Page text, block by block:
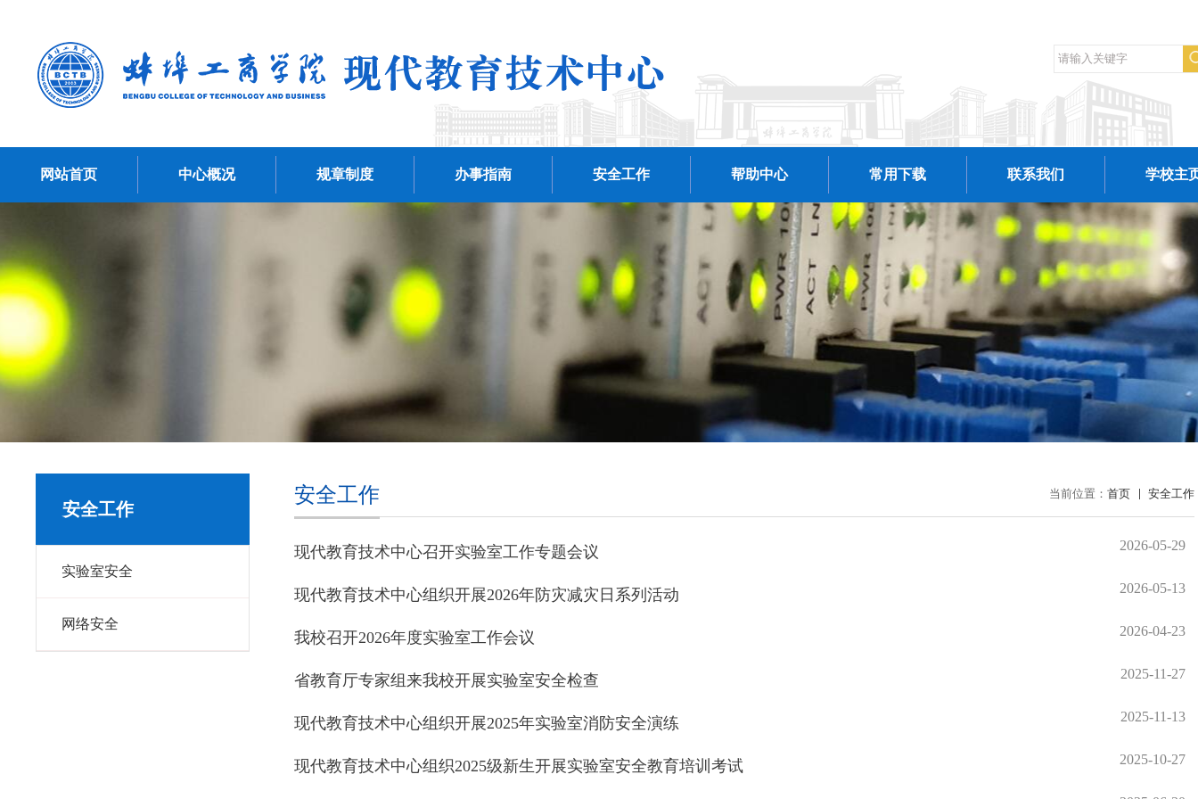
网站首页 中心概况 规章制度 办事指南 安全工作 帮助中心 常用下载 联系我们 学校主
安全工作
实验室安全
网络安全
当前位置： 首页 安全工作
安全工作
现代教育技术中心召开实验室工作专题会议 2026-05-29
现代教育技术中心组织开展2026年防灾减灾日系列活动 2026-05-13
我校召开2026年度实验室工作会议 2026-04-23
省教育厅专家组来我校开展实验室安全检查 2025-11-27
现代教育技术中心组织开展2025年实验室消防安全演练 2025-11-13
现代教育技术中心组织2025级新生开展实验室安全教育培训考试 2025-10-27